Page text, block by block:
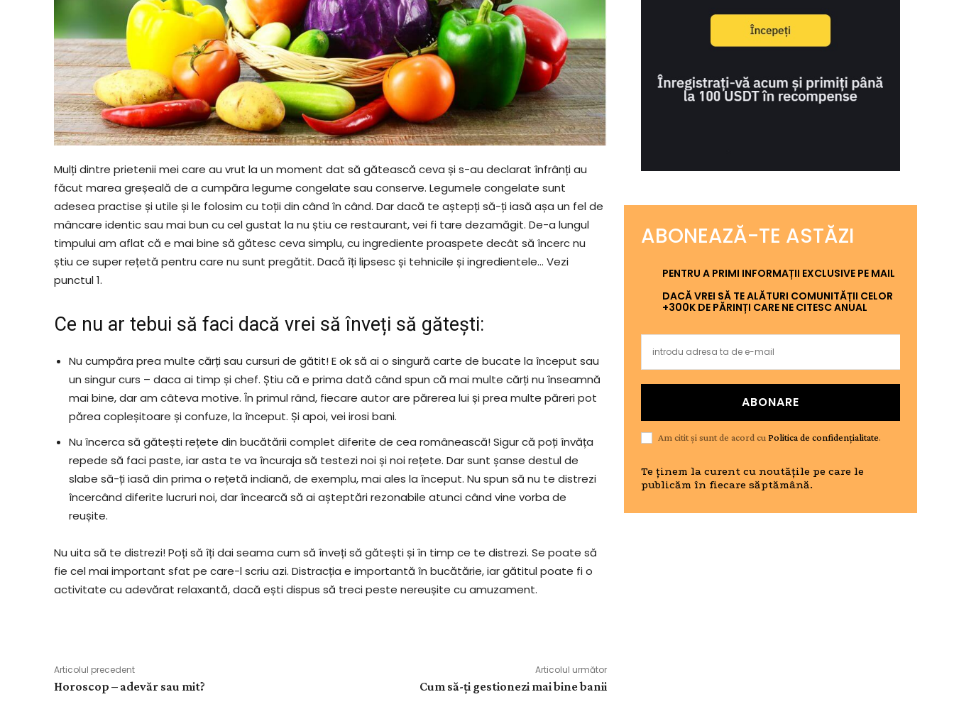
Mulți dintre prietenii mei care au vrut la un moment dat să gătească ceva și s-au declarat înfrânți au
făcut marea greșeală de a cumpăra legume congelate sau conserve. Legumele congelate sunt
adesea practise și utile și le folosim cu toții din când în când. Dar dacă te aștepți să-ți iasă așa un fel de
mâncare identic sau mai bun cu cel gustat la nu știu ce restaurant, vei fi tare dezamăgit. De-a lungul
timpului am aflat că e mai bine să gătesc ceva simplu, cu ingrediente proaspete decât să încerc nu
știu ce super rețetă pentru care nu sunt pregătit. Dacă îți lipsesc și tehnicile și ingredientele… Vezi
punctul 1.
Ce nu ar tebui să faci dacă vrei să înveți să gătești:
Nu cumpăra prea multe cărți sau cursuri de gătit! E ok să ai o singură carte de bucate la început sau
un singur curs – daca ai timp și chef. Știu că e prima dată când spun că mai multe cărți nu înseamnă
mai bine, dar am câteva motive. În primul rând, fiecare autor are părerea lui și prea multe păreri pot
părea copleșitoare și confuze, la început. Și apoi, vei irosi bani.
Nu încerca să gătești rețete din bucătării complet diferite de cea românească! Sigur că poți învăța
repede să faci paste, iar asta te va încuraja să testezi noi și noi rețete. Dar sunt șanse destul de
slabe să-ți iasă din prima o rețetă indiană, de exemplu, mai ales la început. Nu spun să nu te distrezi
încercând diferite lucruri noi, dar încearcă să ai așteptări rezonabile atunci când vine vorba de
reușite.
Nu uita să te distrezi! Poți să îți dai seama cum să înveți să gătești și în timp ce te distrezi. Se poate să
fie cel mai important sfat pe care-l scriu azi. Distracția e importantă în bucătărie, iar gătitul poate fi o
activitate cu adevărat relaxantă, dacă ești dispus să treci peste nereușite cu amuzament.
Articolul precedent
Horoscop – adevăr sau mit?
Articolul următor
Cum să-ți gestionezi mai bine banii
ABONEAZĂ-TE ASTĂZI
PENTRU A PRIMI INFORMAȚII EXCLUSIVE PE MAIL
DACĂ VREI SĂ TE ALĂTURI COMUNITĂȚII CELOR
+300K DE PĂRINȚI CARE NE CITESC ANUAL
ABONARE
Am citit și sunt de acord cuPolitica de confidențialitate.
Te ținem la curent cu noutățile pe care le
publicăm în fiecare săptămână.